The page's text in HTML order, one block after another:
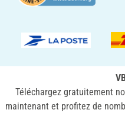
Téléchargez gratuitement
maintenant et profitez de